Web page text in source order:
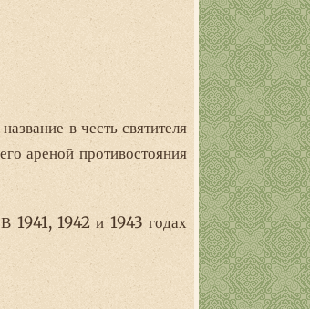
в честь святителя
ареной противостояния
В 1941, 1942 и 1943 годах